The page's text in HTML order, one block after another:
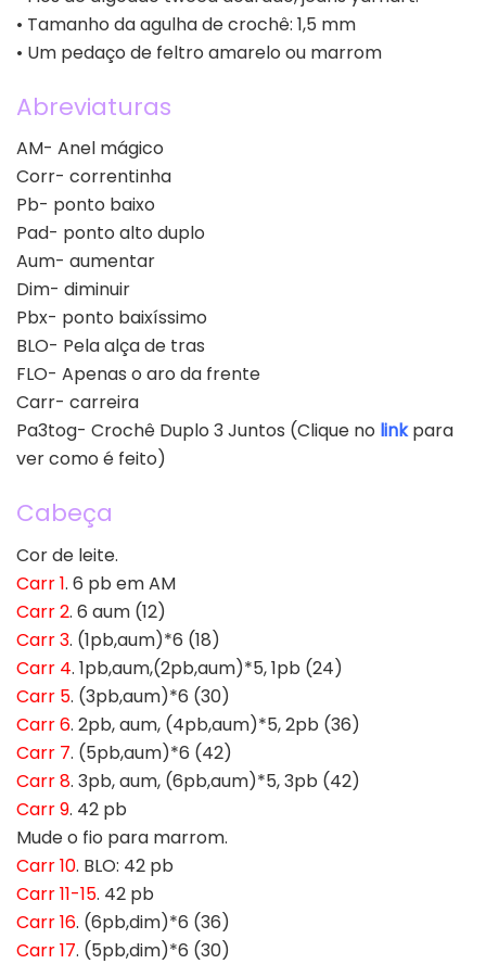
• Tamanho da agulha de crochê: 1,5 mm
• Um pedaço de feltro amarelo ou marrom
Abreviaturas
AM- Anel mágico
Corr- correntinha
Pb- ponto baixo
Pad- ponto alto duplo
Aum- aumentar
Dim- diminuir
Pbx- ponto baixíssimo
BLO- Pela alça de tras
FLO- Apenas o aro da frente
Carr- carreira
Pa3tog- Crochê Duplo 3 Juntos (Clique no link para
ver como é feito)
Cabeça
Cor de leite.
Carr 1. 6 pb em AM
Carr 2. 6 aum (12)
Carr 3. (1pb,aum)*6 (18)
Carr 4. 1pb,aum,(2pb,aum)*5, 1pb (24)
Carr 5. (3pb,aum)*6 (30)
Carr 6. 2pb, aum, (4pb,aum)*5, 2pb (36)
Carr 7. (5pb,aum)*6 (42)
Carr 8. 3pb, aum, (6pb,aum)*5, 3pb (42)
Carr 9. 42 pb
Mude o fio para marrom.
Carr 10. BLO: 42 pb
Carr 11-15. 42 pb
Carr 16. (6pb,dim)*6 (36)
Carr 17. (5pb,dim)*6 (30)